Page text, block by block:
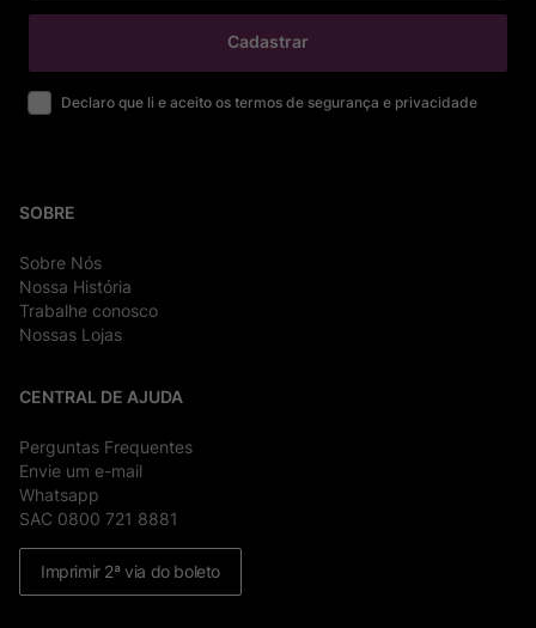
Cadastrar
Declaro que li e aceito os termos de segurança e privacidade
SOBRE
Sobre Nós
Nossa História
Trabalhe conosco
Nossas Lojas
CENTRAL DE AJUDA
Perguntas Frequentes
Envie um e-mail
Whatsapp
SAC 0800 721 8881
Imprimir 2ª via do boleto